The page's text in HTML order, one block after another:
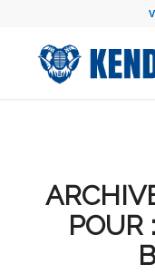
POUR :